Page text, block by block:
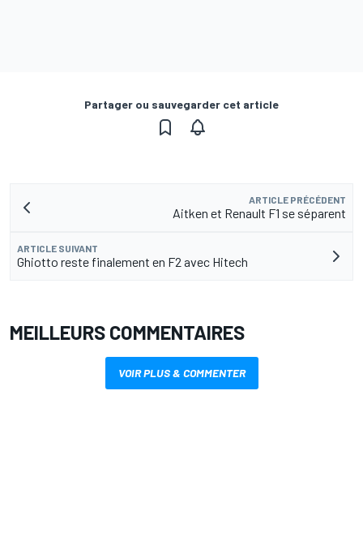
Partager ou sauvegarder cet article
ARTICLE PRÉCÉDENT
Aitken et Renault F1 se séparent
ARTICLE SUIVANT
Ghiotto reste finalement en F2 avec Hitech
MEILLEURS COMMENTAIRES
VOIR PLUS & COMMENTER